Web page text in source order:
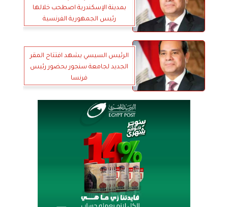
بمدينة الإسكندرية اصطحب خلالها
رئيس الجمهورية الفرنسية
الرئيس السيسي يشهد افتتاح المقر
الجديد لجامعة سنجور بحضور رئيس
فرنسا